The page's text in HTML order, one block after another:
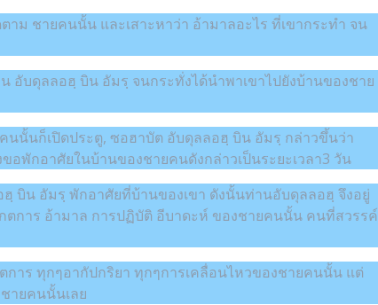
ชายคนนั้น และเสาะหาว่า อ้ามาลอะไร ที่เขากระทำ จน
อับดุลลอฮฺ บิน อัมรฺ จนกระทั่งได้นำพาเขาไปยังบ้านของชาย
นนั้นก็เปิดประตู, ซอฮาบัต อับดุลลอฮฺ บิน อัมรฺ กล่าวขึ้นว่า
พักอาศัยในบ้านของชายคนดังกล่าวเป็นระยะเวลา3 วัน
บิน อัมรฺ พักอาศัยที่บ้านของเขา ดังนั้นท่านอับดุลลอฮฺ จึงอยู่
กตการ อ้ามาล การปฏิบัติ อีบาดะห์ ของชายคนนั้น คนที่สวรรค์
าร ทุกๆอากัปกริยา ทุกๆการเคลื่อนไหวของชายคนนั้น แต่
ายคนนั้นเลย